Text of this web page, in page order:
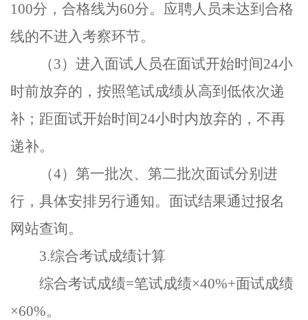
100分，合格线为60分。应聘人员未达到合格
线的不进入考察环节。
（3）进入面试人员在面试开始时间24小
时前放弃的，按照笔试成绩从高到低依次递
补；距面试开始时间24小时内放弃的，不再
递补。
（4）第一批次、第二批次面试分别进
行，具体安排另行通知。面试结果通过报名
网站查询。
3.综合考试成绩计算
综合考试成绩=笔试成绩×40%+面试成绩
×60%。